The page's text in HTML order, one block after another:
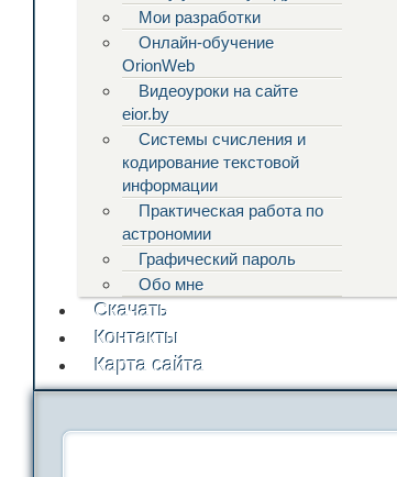
Мои разработки
Онлайн-обучение
OrionWeb
Видеоуроки на сайте
eior.by
Системы счисления и
кодирование текстовой
информации
Практическая работа по
астрономии
Графический пароль
Обо мне
Скачать
Контакты
Карта сайта